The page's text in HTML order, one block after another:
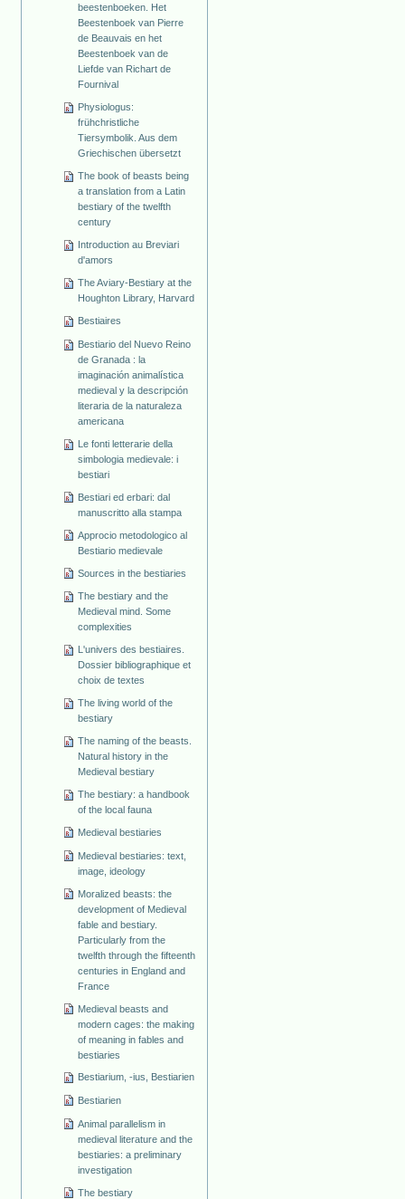
beestenboeken. Het
Beestenboek van Pierre
de Beauvais en het
Beestenboek van de
Liefde van Richart de
Fournival
Physiologus:
frühchristliche
Tiersymbolik. Aus dem
Griechischen übersetzt
The book of beasts being
a translation from a Latin
bestiary of the twelfth
century
Introduction au Breviari
d'amors
The Aviary-Bestiary at the
Houghton Library, Harvard
Bestiaires
Bestiario del Nuevo Reino
de Granada : la
imaginación animalística
medieval y la descripción
literaria de la naturaleza
americana
Le fonti letterarie della
simbologia medievale: i
bestiari
Bestiari ed erbari: dal
manuscritto alla stampa
Approcio metodologico al
Bestiario medievale
Sources in the bestiaries
The bestiary and the
Medieval mind. Some
complexities
L'univers des bestiaires.
Dossier bibliographique et
choix de textes
The living world of the
bestiary
The naming of the beasts.
Natural history in the
Medieval bestiary
The bestiary: a handbook
of the local fauna
Medieval bestiaries
Medieval bestiaries: text,
image, ideology
Moralized beasts: the
development of Medieval
fable and bestiary.
Particularly from the
twelfth through the fifteenth
centuries in England and
France
Medieval beasts and
modern cages: the making
of meaning in fables and
bestiaries
Bestiarium, -ius, Bestiarien
Bestiarien
Animal parallelism in
medieval literature and the
bestiaries: a preliminary
investigation
The bestiary